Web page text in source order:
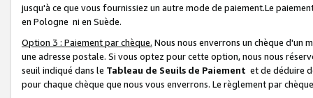
jusqu'à ce que vous fournissiez un autre mode de paiement.Le
en Pologne ni en Suède.
Option 3 : Paiement par chèque. Nous nous enverrons un chèque d'un
une adresse postale. Si vous optez pour cette option, nous nous
seuil indiqué dans le Tableau de Seuils de Paiement et de déduire
pour chaque chèque que nous vous enverrons. Le règlement par